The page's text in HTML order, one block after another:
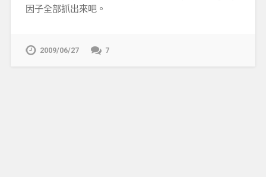
因子全部抓出來吧。
2009/06/27 7